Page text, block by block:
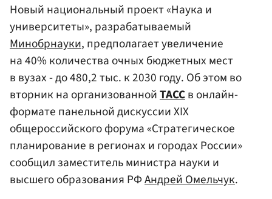
Новый национальный проект «Наука и
университеты», разрабатываемый
Минобрнауки, предполагает увеличение
на 40% количества очных бюджетных мест
в вузах - до 480,2 тыс. к 2030 году. Об этом во
вторник на организованнойТАССв онлайн-
формате панельной дискуссии XIX
общероссийского форума «Стратегическое
планирование в регионах и городах России»
сообщил заместитель министра науки и
высшего образования РФАндрей Омельчук.